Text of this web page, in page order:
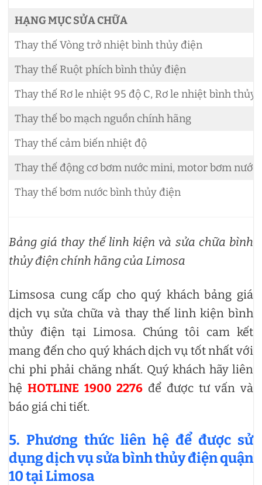
HẠNG MỤC SỬA CHỮA
Thay thế Vòng trở nhiệt bình thủy điện
Thay thế Ruột phích bình thủy điện
Thay thế Rơ le nhiệt 95 độ C, Rơ le nhiệt bình thủy
Thay thế bo mạch nguồn chính hãng
Thay thế cảm biến nhiệt độ
Thay thế động cơ bơm nước mini, motor bơm
Thay thế bơm nước bình thủy điện
Bảng giá thay thế linh kiện và sửa chữa bình
thủy điện chính hãng của Limosa
Limsosa cung cấp cho quý khách bảng giá
dịch vụ sửa chữa và thay thế linh kiện bình
thủy điện tại Limosa. Chúng tôi cam kết
mang đến cho quý khách dịch vụ tốt nhất với
chi phi phải chăng nhất. Quý khách hãy liên
hệ HOTLINE 1900 2276 để được tư vấn và
báo giá chi tiết.
5. Phương thức liên hệ để được sử
dụng dịch vụ sửa bình thủy điện quận
10 tại Limosa